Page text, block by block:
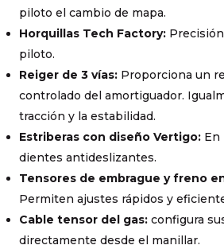
piloto el cambio de mapa.
Horquillas Tech Factory:
piloto.
Reiger de 3 vías: Proporciona un
controlado del amortiguador.
tracción y la estabilidad.
Estriberas con diseño Vertigo: En
dientes antideslizantes.
Tensores de embrague y freno
Permiten ajustes rápidos y
Cable tensor del gas: configura
directamente desde el manillar.